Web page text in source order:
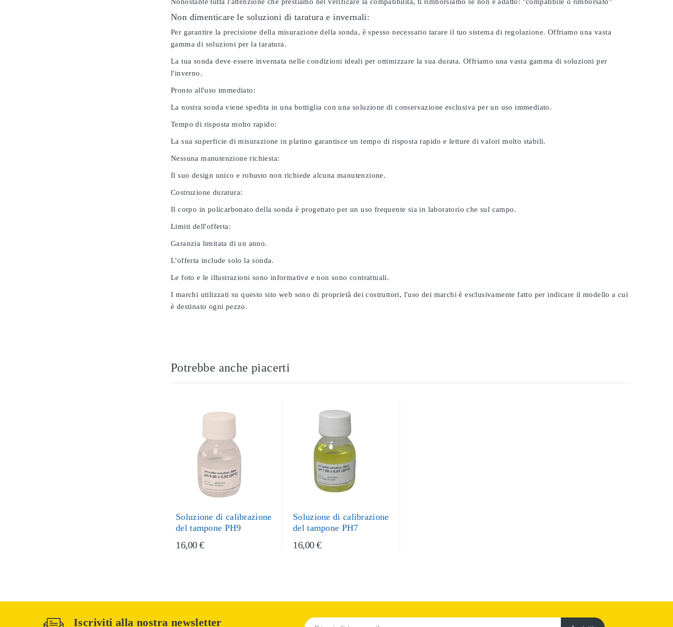
Non dimenticare le soluzioni di taratura e invernali:
Per garantire la precisione della misurazione della sonda, è spesso necessario tarare il tuo sistema di regolazione. Offriamo una vasta
gamma di soluzioni per la taratura.
La tua sonda deve essere invernata nelle condizioni ideali per ottimizzare la sua durata. Offriamo una vasta gamma di soluzioni per
l'inverno.
Pronto all'uso immediato:
La nostra sonda viene spedita in una bottiglia con una soluzione di conservazione esclusiva per un uso immediato.
Tempo di risposta molto rapido:
La sua superficie di misurazione in platino garantisce un tempo di risposta rapido e letture di valori molto stabili.
Nessuna manutenzione richiesta:
Il suo design unico e robusto non richiede alcuna manutenzione.
Costruzione duratura:
Il corpo in policarbonato della sonda è progettato per un uso frequente sia in laboratorio che sul campo.
Limiti dell'offerta:
Garanzia limitata di un anno.
L'offerta include solo la sonda.
Le foto e le illustrazioni sono informative e non sono contrattuali.
I marchi utilizzati su questo sito web sono di proprietà dei costruttori, l'uso dei marchi è esclusivamente fatto per indicare il modello a cui
è destinato ogni pezzo.
Potrebbe anche piacerti
Soluzione di calibrazione
del tampone PH9
16,00 €
Soluzione di calibrazione
del tampone PH7
16,00 €
Iscriviti alla nostra newsletter